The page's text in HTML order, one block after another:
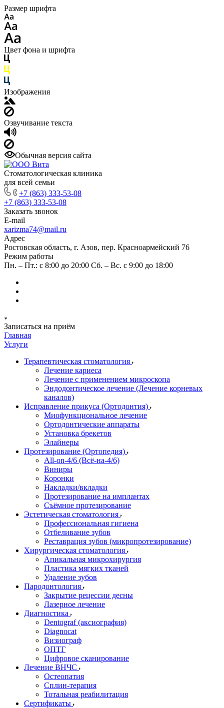
Размер шрифта
Цвет фона и шрифта
Изображения
Озвучивание текста
Обычная версия сайта
Стоматологическая клиника
для всей семьи
+7 (863) 333-53-08
+7 (863) 333-53-08
Заказать звонок
E-mail
xarizma74@mail.ru
Адрес
Ростовская область, г. Азов, пер. Красноармейский 76
Режим работы
Пн. – Пт.: с 8:00 до 20:00 Сб. – Вс. c 9:00 до 18:00
Записаться на приём
Главная
Услуги
Терапевтическая стоматология
Лечение кариеса
Лечение с применением микроскопа
Эндодонтическое лечение (Лечение корневых
каналов)
Исправление прикуса (Ортодонтия)
Миофункциональное лечение
Ортодонтические аппараты
Установка брекетов
Элайнеры
Протезирование (Ортопедия)
All-on-4/6 (Всё-на-4/6)
Виниры
Коронки
Накладки/вкладки
Протезирование на имплантах
Съёмное протезирование
Эстетическая стоматология
Профессиональная гигиена
Отбеливание зубов
Реставрация зубов (микропротезирование)
Хирургическая стоматология
Апикальная микрохирургия
Пластика мягких тканей
Удаление зубов
Пародонтология
Закрытие рецессии десны
Лазерное лечение
Диагностика
Dentograf (аксиография)
Diagnocat
Визиограф
ОПТГ
Цифровое сканирование
Лечение ВНЧС
Остеопатия
Сплин-терапия
Тотальная реабилитация
Сертификаты